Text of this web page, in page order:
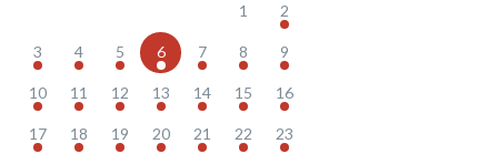
1 2
3 4 5 6 7 8 9
10 11 12 13 14 15 16
17 18 19 20 21 22 23